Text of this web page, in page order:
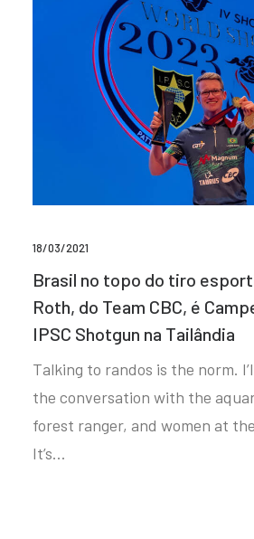
18/03/2021
Brasil no topo do tiro
Roth, do Team CBC, é
IPSC Shotgun na Tailândia
Talking to randos is the norm.
the conversation with the
forest ranger, and women at
It’s…